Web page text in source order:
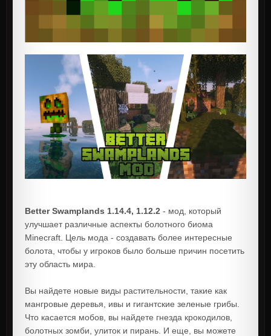
Better Swamplands 1.14.4, 1.12.2 - мод, который
улучшает различные аспекты болотного биома
Minecraft. Цель мода - создавать более интересные
болота, чтобы у игроков было больше причин посетить
эту область мира.
Вы найдете новые виды растительности, такие как
мангровые деревья, ивы и гигантские зеленые грибы.
Что касается мобов, вы найдете гнезда крокодилов,
болотных зомби, улиток и пирань. И еще, вы можете